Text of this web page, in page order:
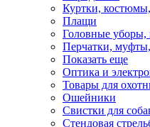
Куртки,
Плащи
Головные уборы,
Перчатки,
Показать еще
Оптика и
Товары для
Ошейники
Свистки для
Стендовая